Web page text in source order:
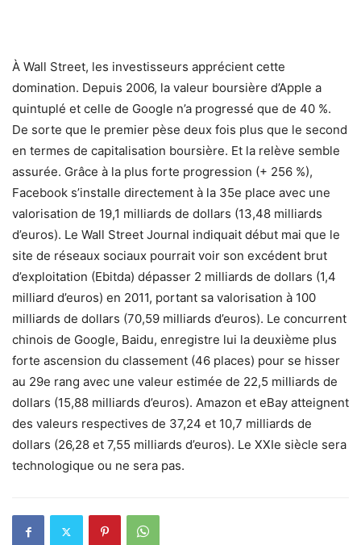
À Wall Street, les investisseurs apprécient cette
domination. Depuis 2006, la valeur boursière d’Apple a
quintuplé et celle de Google n’a progressé que de 40 %.
De sorte que le premier pèse deux fois plus que le second
en termes de capitalisation boursière. Et la relève semble
assurée. Grâce à la plus forte progression (+ 256 %),
Facebook s’installe directement à la 35e place avec une
valorisation de 19,1 milliards de dollars (13,48 milliards
d’euros). Le Wall Street Journal indiquait début mai que le
site de réseaux sociaux pourrait voir son excédent brut
d’exploitation (Ebitda) dépasser 2 milliards de dollars (1,4
milliard d’euros) en 2011, portant sa valorisation à 100
milliards de dollars (70,59 milliards d’euros). Le concurrent
chinois de Google, Baidu, enregistre lui la deuxième plus
forte ascension du classement (46 places) pour se hisser
au 29e rang avec une valeur estimée de 22,5 milliards de
dollars (15,88 milliards d’euros). Amazon et eBay atteignent
des valeurs respectives de 37,24 et 10,7 milliards de
dollars (26,28 et 7,55 milliards d’euros). Le XXIe siècle sera
technologique ou ne sera pas.